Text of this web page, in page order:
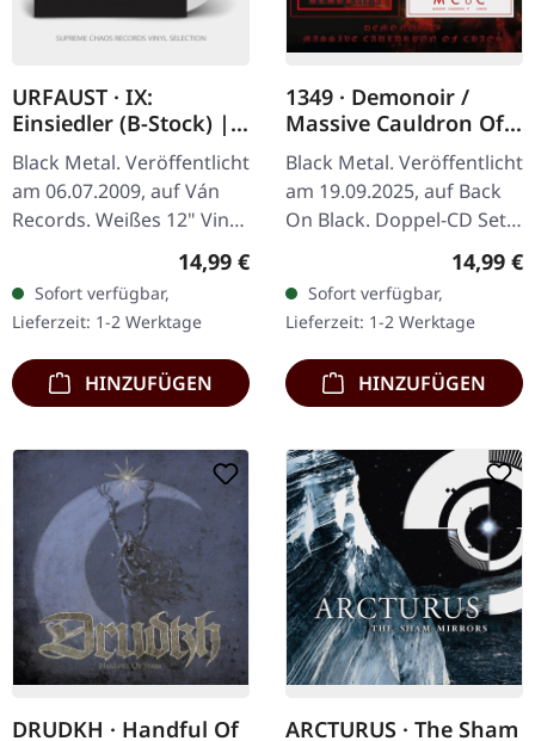
URFAUST · IX:
Einsiedler (B-Stock) |
WHITE LP
Black Metal. Veröffentlicht
am 06.07.2009, auf Ván
Records. Weißes 12" Vinyl
Innenhülle. B-Stock: Inner
Sleeve hat einen Seam
Split an…
Regulärer Preis:
14,99 €
Sofort verfügbar,
Lieferzeit: 1-2 Werktage
HINZUFÜGEN
1349 · Demonoir /
Massive Cauldron Of
Chaos | 2CD
Black Metal. Veröffentlicht
am 19.09.2025, auf Back
On Black. Doppel-CD Set.
Studioalbum der Band
"Demonoir", ursprünglich
2010…
14,99 €
Sofort verfügbar,
Lieferzeit: 1-2 Werktage
HINZUFÜGEN
DRUDKH · Handful Of
ARCTURUS · The Sham